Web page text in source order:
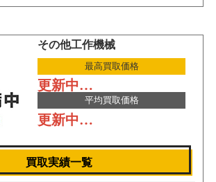
その他工作機械
最高買取価格
更新中…
平均買取価格
更新中…
買取実績一覧